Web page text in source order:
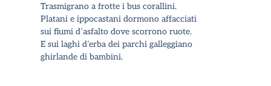
Trasmigrano a frotte i bus corallini.
Platani e ippocastani dormono affacciati
sui fiumi d’asfalto dove scorrono ruote.
E sui laghi d’erba dei parchi galleggiano
ghirlande di bambini.